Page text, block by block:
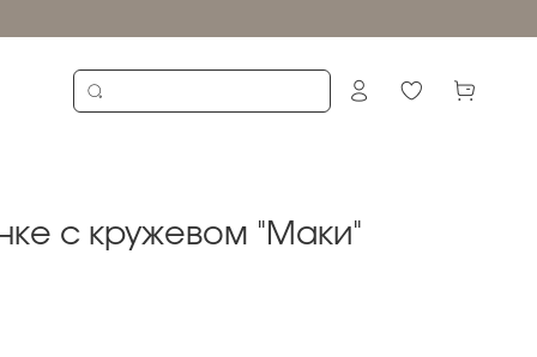
с кружевом "Маки"